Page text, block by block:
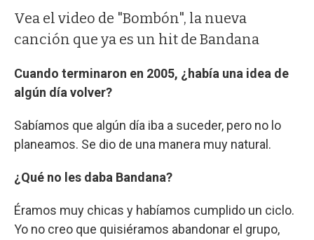
Vea el video de "Bombón", la nueva
canción que ya es un hit de Bandana
Cuando terminaron en 2005, ¿había una idea de
algún día volver?
Sabíamos que algún día iba a suceder, pero no lo
planeamos. Se dio de una manera muy natural.
¿Qué no les daba Bandana?
Éramos muy chicas y habíamos cumplido un ciclo.
Yo no creo que quisiéramos abandonar el grupo,